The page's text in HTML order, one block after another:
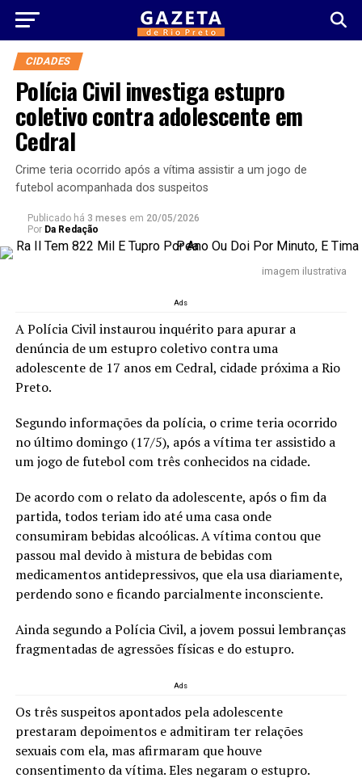
CIDADES
Polícia Civil investiga estupro
coletivo contra adolescente em
Cedral
Crime teria ocorrido após a vítima assistir a um jogo de
futebol acompanhada dos suspeitos
Publicado há 3 meses em 20/05/2026
Por Da Redação
imagem ilustrativa
Ads
A Polícia Civil instaurou inquérito para apurar a
denúncia de um estupro coletivo contra uma
adolescente de 17 anos em Cedral, cidade próxima a Rio
Preto.
Segundo informações da polícia, o crime teria ocorrido
no último domingo (17/5), após a vítima ter assistido a
um jogo de futebol com três conhecidos na cidade.
De acordo com o relato da adolescente, após o fim da
partida, todos teriam ido até uma casa onde
consumiram bebidas alcoólicas. A vítima contou que
passou mal devido à mistura de bebidas com
medicamentos antidepressivos, que ela usa diariamente,
perdendo sono e ficando parcialmente inconsciente.
Ainda segundo a Polícia Civil, a jovem possui lembranças
fragmentadas de agressões físicas e do estupro.
Ads
Os três suspeitos apontados pela adolescente
prestaram depoimentos e admitiram ter relações
sexuais com ela, mas afirmaram que houve
consentimento da vítima. Eles negaram o estupro.